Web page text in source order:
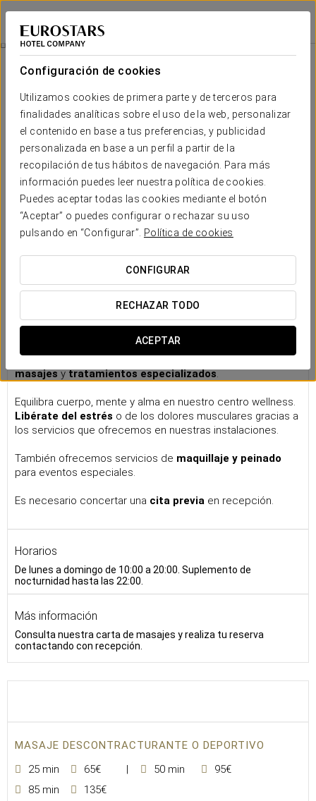
Configuración de cookies
Utilizamos cookies de primera parte y de terceros para
finalidades analíticas sobre el uso de la web, personalizar
el contenido en base a tus preferencias, y publicidad
personalizada en base a un perfil a partir de la
recopilación de tus hábitos de navegación. Para más
información puedes leer nuestra política de cookies.
Puedes aceptar todas las cookies mediante el botón
“Aceptar” o puedes configurar o rechazar su uso
pulsando en “Configurar”.
Política de cookies
CONFIGURAR
RECHAZAR TODO
ACEPTAR
Eurostars Sevilla Boutique
SEVILLA
Wellness
Centro wellness
Relájate tras un largo día de turismo por la capital andaluza
o después de una jornada laboral con nuestroservicio de
masajesytratamientos especializados.
Equilibra cuerpo, mente y alma en nuestro centro wellness.
Libérate del estrés o de los dolores musculares gracias a
los servicios que ofrecemos en nuestras instalaciones.
También ofrecemos servicios de maquillaje y peinado
para eventos especiales.
Es necesario concertar una cita previa en recepción.
Horarios
De lunes a domingo de 10:00 a 20:00. Suplemento de
nocturnidad hasta las 22:00.
Más información
Consulta nuestra carta de masajes y realiza tu reserva
contactando con recepción.
MASAJE DESCONTRACTURANTE O DEPORTIVO
25 min
65€ 50 min
95€
85 min
135€